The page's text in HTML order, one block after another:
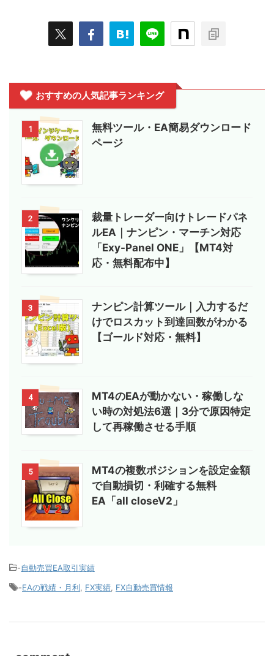
おすすめの人気記事ランキング
1
無料ツール・EA簡易ダウンロード
ページ
2
裁量トレーダー向けトレードパネ
ルEA｜ナンピン・マーチン対応
「Exy-Panel ONE」【MT4対
応・無料配布中】
3
ナンピン計算ツール｜入力するだ
けでロスカット到達回数がわかる
【ゴールド対応・無料】
4
MT4のEAが動かない・稼働しな
い時の対処法6選｜3分で原因特定
して再稼働させる手順
5
MT4の複数ポジションを設定金額
で自動損切・利確する無料
EA「all closeV2」
-自動売買EA取引実績
-EAの戦績・月利 FX実績 FX自動売買情報